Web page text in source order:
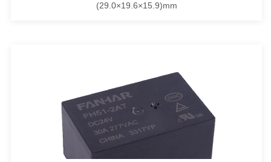
(29.0×19.6×15.9)mm